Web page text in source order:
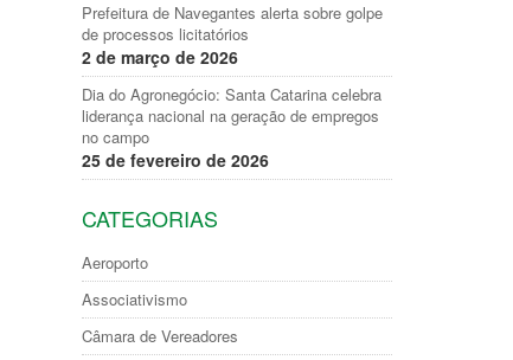
Prefeitura de Navegantes alerta sobre golpe
de processos licitatórios
2 de março de 2026
Dia do Agronegócio: Santa Catarina celebra
liderança nacional na geração de empregos
no campo
25 de fevereiro de 2026
CATEGORIAS
Aeroporto
Associativismo
Câmara de Vereadores